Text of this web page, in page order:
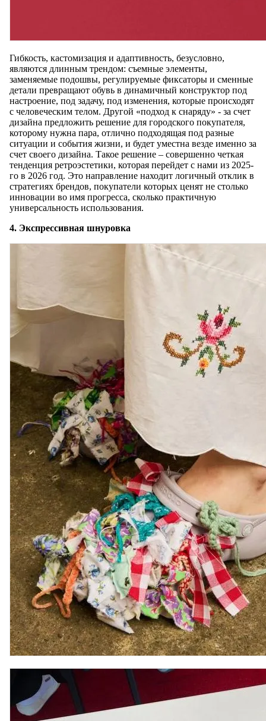
Гибкость, кастомизация и адаптивность, безусловно,
являются длинным трендом: съемные элементы,
заменяемые подошвы, регулируемые фиксаторы и сменные
детали превращают обувь в динамичный конструктор под
настроение, под задачу, под изменения, которые происходят
с человеческим телом. Другой «подход к снаряду» - за счет
дизайна предложить решение для городского покупателя,
которому нужна пара, отлично подходящая под разные
ситуации и события жизни, и будет уместна везде именно за
счет своего дизайна. Такое решение – совершенно четкая
тенденция ретроэстетики, которая перейдет с нами из 2025-
го в 2026 год. Это направление находит логичный отклик в
стратегиях брендов, покупатели которых ценят не столько
инновации во имя прогресса, сколько практичную
универсальность использования.
4. Экспрессивная шнуровка